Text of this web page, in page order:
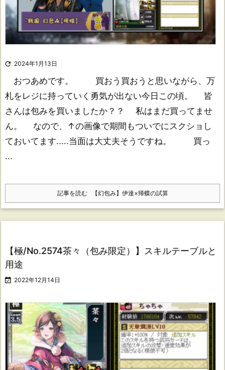
 2024年1月13日
おつあめです。 買おう買おうと思いながら、万
札をレジに持っていく勇気が出ない今日この頃。 皆
さんは包みを買いましたか？？ 私はまだ買ってませ
ん。 なので、↑の画像で期間もついでにスクショし
ておいてます.....当面は大丈夫そうですね。 買っ
...
記事を読む 【幻包み】伊達×帰蝶の試算
【極/No.2574茶々（包み限定）】スキルテーブルと
用途
 2022年12月14日